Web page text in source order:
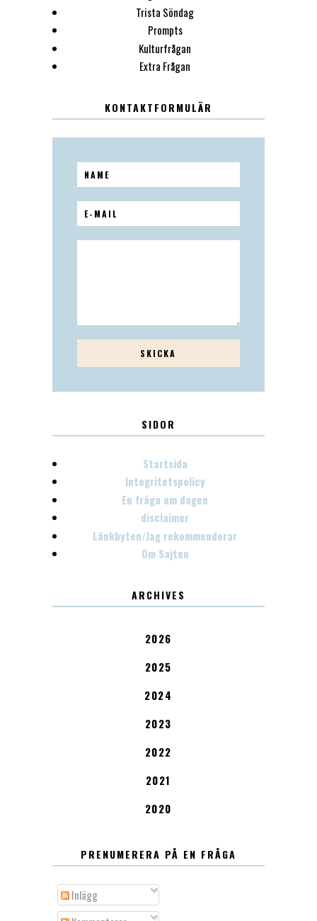
Trista Söndag
Prompts
Kulturfrågan
Extra Frågan
KONTAKTFORMULÄR
SIDOR
Startsida
Integritetspolicy
En fråga om dagen
disclaimer
Länkbyten/Jag rekommenderar
Om Sajten
ARCHIVES
2026
2025
2024
2023
2022
2021
2020
PRENUMERERA PÅ EN FRÅGA
Inlägg